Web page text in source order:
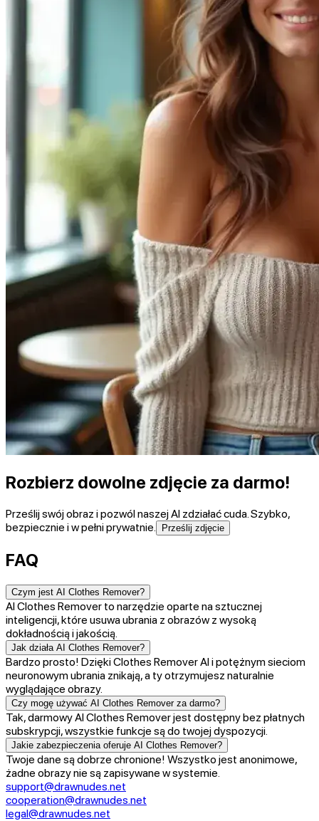
Rozbierz dowolne zdjęcie za darmo!
Prześlij swój obraz i pozwól naszej AI zdziałać cuda. Szybko,
bezpiecznie i w pełni prywatnie.
Prześlij zdjęcie
FAQ
Czym jest AI Clothes Remover?
AI Clothes Remover to narzędzie oparte na sztucznej
inteligencji, które usuwa ubrania z obrazów z wysoką
dokładnością i jakością.
Jak działa AI Clothes Remover?
Bardzo prosto! Dzięki Clothes Remover AI i potężnym sieciom
neuronowym ubrania znikają, a ty otrzymujesz naturalnie
wyglądające obrazy.
Czy mogę używać AI Clothes Remover za darmo?
Tak, darmowy AI Clothes Remover jest dostępny bez płatnych
subskrypcji, wszystkie funkcje są do twojej dyspozycji.
Jakie zabezpieczenia oferuje AI Clothes Remover?
Twoje dane są dobrze chronione! Wszystko jest anonimowe,
żadne obrazy nie są zapisywane w systemie.
support@drawnudes.net
cooperation@drawnudes.net
legal@drawnudes.net